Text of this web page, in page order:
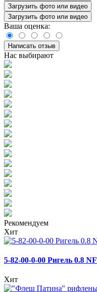
Загрузить фото или видео
Загрузить фото или видео
Ваша оценка:
Написать отзыв
Нас выбирают
Рекомендуем
Хит
5-82-00-0-00 Ригель 0.8 NF
Хит